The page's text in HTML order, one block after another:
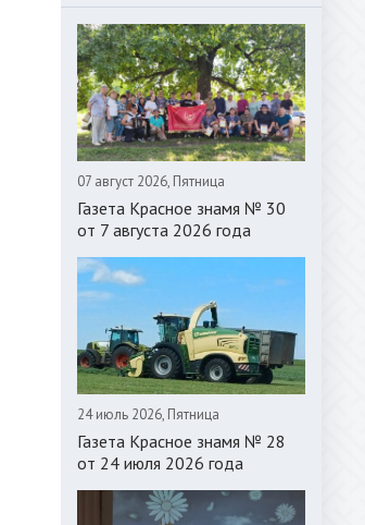
07 август 2026, Пятница
Газета Красное знамя № 30
от 7 августа 2026 года
24 июль 2026, Пятница
Газета Красное знамя № 28
от 24 июля 2026 года